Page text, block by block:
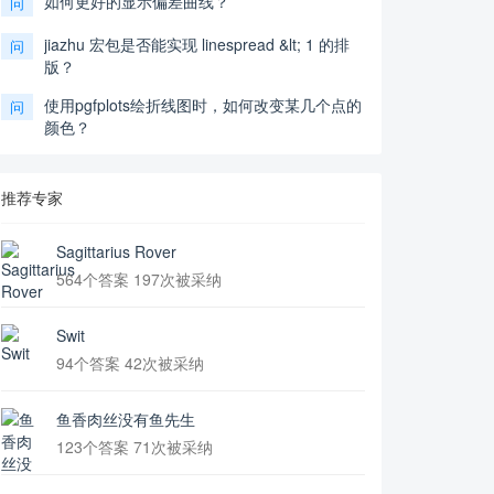
问
jiazhu 宏包是否能实现 linespread &lt; 1 的排
版？
问
使用pgfplots绘折线图时，如何改变某几个点的
颜色？
推荐专家
Sagittarius Rover
564个答案 197次被采纳
Swit
94个答案 42次被采纳
鱼香肉丝没有鱼先生
123个答案 71次被采纳